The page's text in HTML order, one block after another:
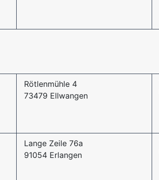
Rötlenmühle 4
73479 Ellwangen
Lange Zeile 76a
91054 Erlangen